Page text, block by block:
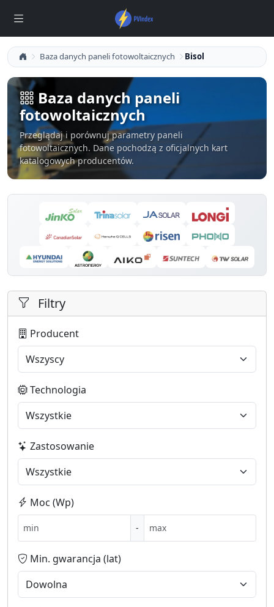
Baza danych paneli fotowoltaicznych Bisol
Baza danych paneli
fotowoltaicznych
Przeglądaj i porównuj parametry paneli
fotowoltaicznych. Dane pochodzą z oficjalnych kart
katalogowych producentów.
Filtry
Producent
Technologia
Zastosowanie
Moc (Wp)
-
Min. gwarancja (lat)